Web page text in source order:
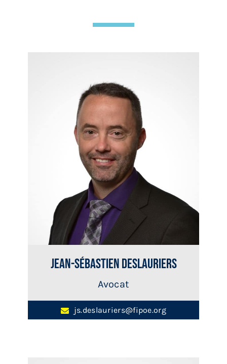
Jean-Sébastien Deslauriers
Avocat
js.deslauriers@fipoe.org